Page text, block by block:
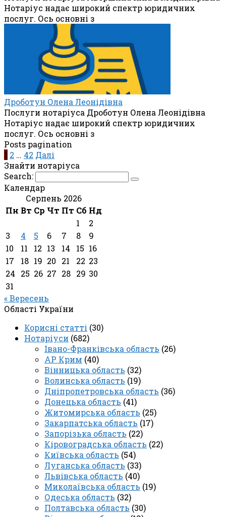
Нотаріус надає широкий спектр юридичних
послуг. Ось основні з
Дроботун Олена Леонідівна
Послуги нотаріуса Дроботун Олена Леонідівна
Нотаріус надає широкий спектр юридичних
послуг. Ось основні з
Posts pagination
1 2 … 42 Далі
Знайти нотаріуса
Search:
Календар
Серпень 2026
Пн Вт Ср Чт Пт Сб Нд
1
2
3
4 5 6 7 8
9
10
11 12 13 14 15 16
17
18 19 20 21 22 23
24
25 26 27 28 29 30
31
« Вересень
Області України
Корисні статті (30)
Нотаріуси (682)
Івано-Франківська область (26)
АР Крим (40)
Вінницька область (32)
Волинська область (19)
Дніпропетровська область (36)
Донецька область (41)
Житомирська область (25)
Закарпатська область (17)
Запорізька область (22)
Кіровоградська область (22)
Київська область (54)
Луганська область (33)
Львівська область (40)
Миколаївська область (19)
Одеська область (32)
Полтавська область (30)